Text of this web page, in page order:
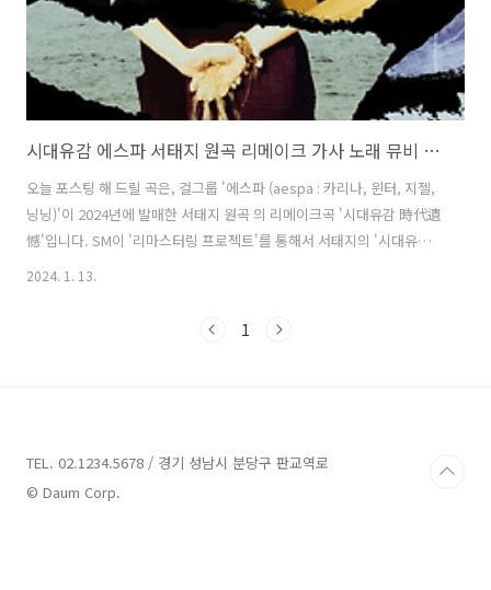
시대유감 에스파 서태지 원곡 리메이크 가사 노래 뮤비 곡정보 MV Teaser
오늘 포스팅 해 드릴 곡은, 걸그룹 '에스파 (aespa : 카리나, 윈터, 지젤,
닝닝)'이 2024년에 발매한 서태지 원곡 의 리메이크곡 '시대유감 時代遺
憾'입니다. SM이 '리마스터링 프로젝트'를 통해서 서태지의 '시대유
감'(時代遺憾)을 에스파 버전으로 발표하였습니다. 직설적이고 강렬한
로, 에스파 버전은 원곡의 에너제틱한 밴드 사운드에 에스파만의 개성을
2024. 1. 13.
1
TEL. 02.1234.5678 / 경기 성남시 분당구 판교역로
© Daum Corp.